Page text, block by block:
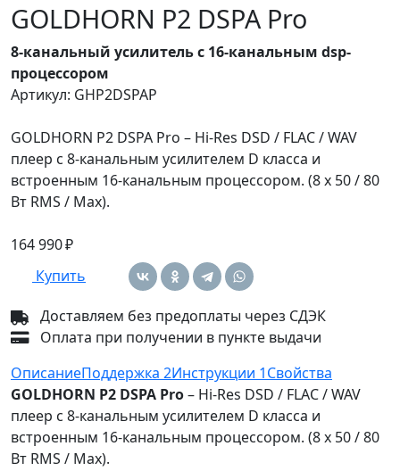
GOLDHORN P2 DSPA Pro
8-канальный усилитель с 16-канальным dsp-
процессором
Артикул: GHP2DSPAP
GOLDHORN P2 DSPA Pro – Hi-Res DSD / FLAC / WAV
плеер с 8-канальным усилителем D класса и
встроенным 16-канальным процессором. (8 x 50 / 80
Вт RMS / Max).
164 990 ₽
Купить
Доставляем без предоплаты через СДЭК
Оплата при получении в пункте выдачи
ОписаниеПоддержка 2Инструкции 1Свойства
GOLDHORN P2 DSPA Pro– Hi-Res DSD / FLAC / WAV
плеер с 8-канальным усилителем D класса и
встроенным 16-канальным процессором. (8 x 50 / 80
Вт RMS / Max).